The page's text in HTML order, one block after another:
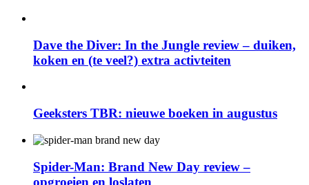
Dave the Diver: In the Jungle review – duiken,
koken en (te veel?) extra activteiten
Geeksters TBR: nieuwe boeken in augustus
Spider-Man: Brand New Day review –
opgroeien en loslaten